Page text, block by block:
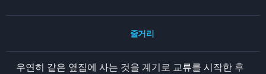
줄거리
우연히 같은 옆집에 사는 것을 계기로 교류를 시작한 후